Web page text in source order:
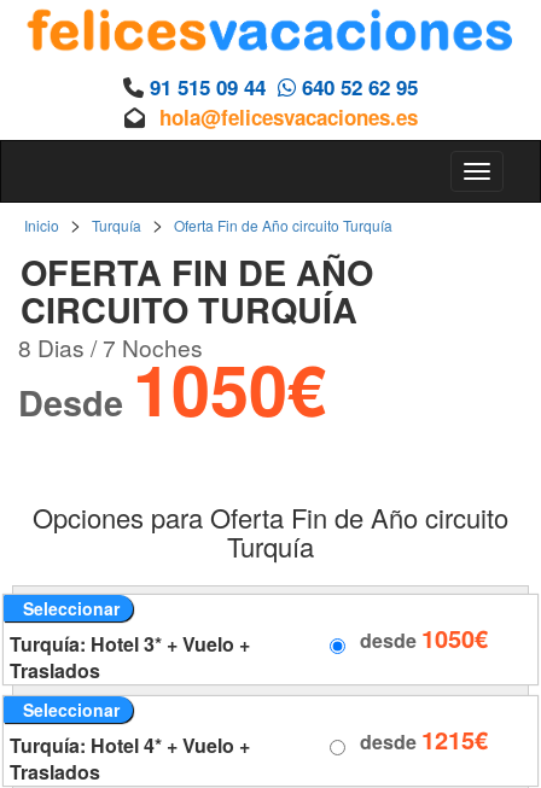
91 515 09 44
640 52 62 95
hola@felicesvacaciones.es
Inicio > Turquía > Oferta Fin de Año circuito Turquía
OFERTA FIN DE AÑO
CIRCUITO TURQUÍA
8 Dias / 7 Noches
Desde 1050€
Opciones para Oferta Fin de Año circuito
Turquía
Seleccionar
Turquía: Hotel 3* + Vuelo +
Traslados
desde 1050€
Seleccionar
Turquía: Hotel 4* + Vuelo +
Traslados
desde 1215€